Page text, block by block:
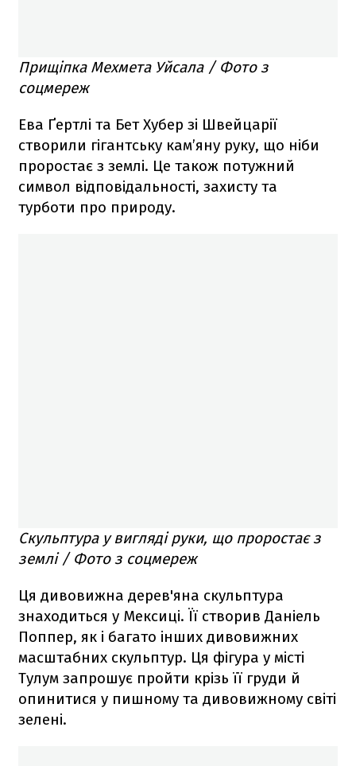
Прищіпка Мехмета Уйсала / Фото з
соцмереж
Ева Ґертлі та Бет Хубер зі Швейцарії
створили гігантську кам’яну руку, що ніби
проростає з землі. Це також потужний
символ відповідальності, захисту та
турботи про природу.
Скульптура у вигляді руки, що проростає з
землі / Фото з соцмереж
Ця дивовижна дерев'яна скульптура
знаходиться у Мексиці. Її створив Даніель
Поппер, як і багато інших дивовижних
масштабних скульптур. Ця фігура у місті
Тулум запрошує пройти крізь її груди й
опинитися у пишному та дивовижному світі
зелені.